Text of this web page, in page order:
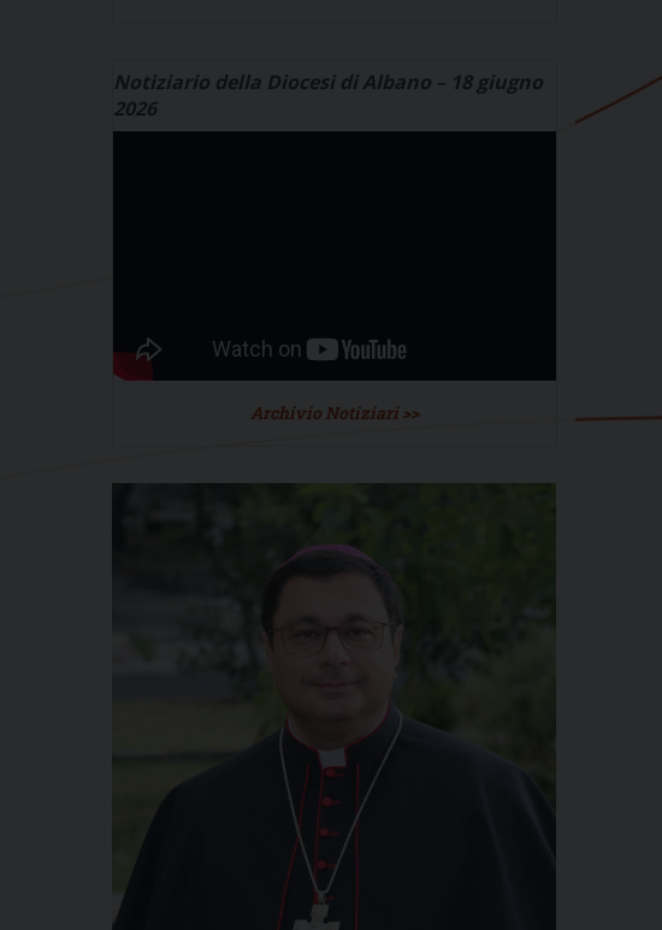
Notiziario della Diocesi di Albano – 18 giugno
2026
Archivio Notiziari >>